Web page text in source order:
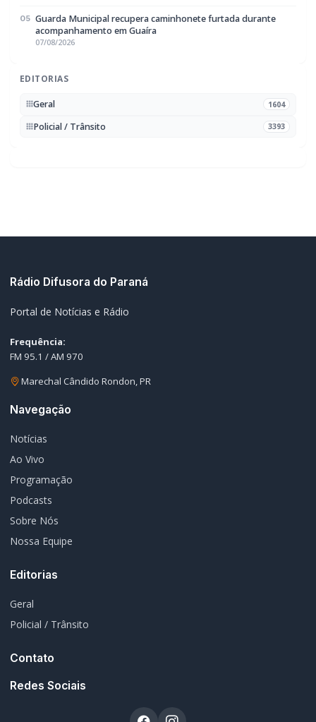
05 Guarda Municipal recupera caminhonete furtada durante
acompanhamento em Guaíra
07/08/2026
EDITORIAS
Geral 1604
Policial / Trânsito 3393
Rádio Difusora do Paraná
Portal de Notícias e Rádio
Frequência:
FM 95.1 / AM 970
Marechal Cândido Rondon, PR
Navegação
Notícias
Ao Vivo
Programação
Podcasts
Sobre Nós
Nossa Equipe
Editorias
Geral
Policial / Trânsito
Contato
Redes Sociais